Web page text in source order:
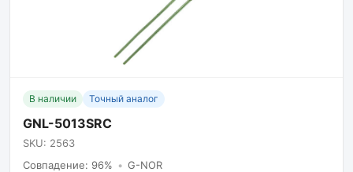
В наличии Точный аналог
GNL-5013SRC
SKU: 2563
Совпадение: 96% • G-NOR